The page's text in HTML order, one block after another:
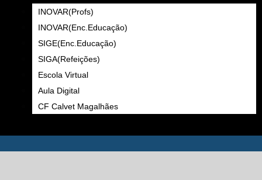
INOVAR(Profs)
INOVAR(Enc.Educação)
SIGE(Enc.Educação)
SIGA(Refeições)
Escola Virtual
Aula Digital
CF Calvet Magalhães